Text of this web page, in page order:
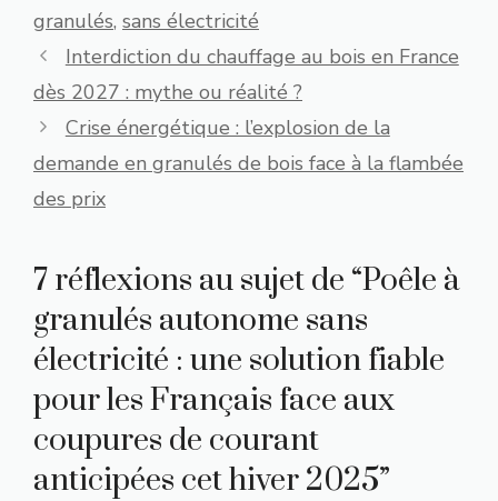
granulés, sans électricité
Interdiction du chauffage au bois en France
dès 2027 : mythe ou réalité ?
Crise énergétique : l’explosion de la
demande en granulés de bois face à la flambée
des prix
7 réflexions au sujet de “Poêle à
granulés autonome sans
électricité : une solution fiable
pour les Français face aux
coupures de courant
anticipées cet hiver 2025”